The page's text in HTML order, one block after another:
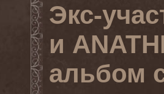
Экс-
и
альбом